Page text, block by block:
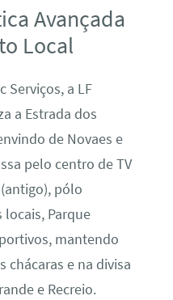
Avançada
Local
Serviços, a LF
a Estrada dos
de Novaes e
pelo centro de TV
pólo
Parque
mantendo
chácaras e na divisa
e Recreio.